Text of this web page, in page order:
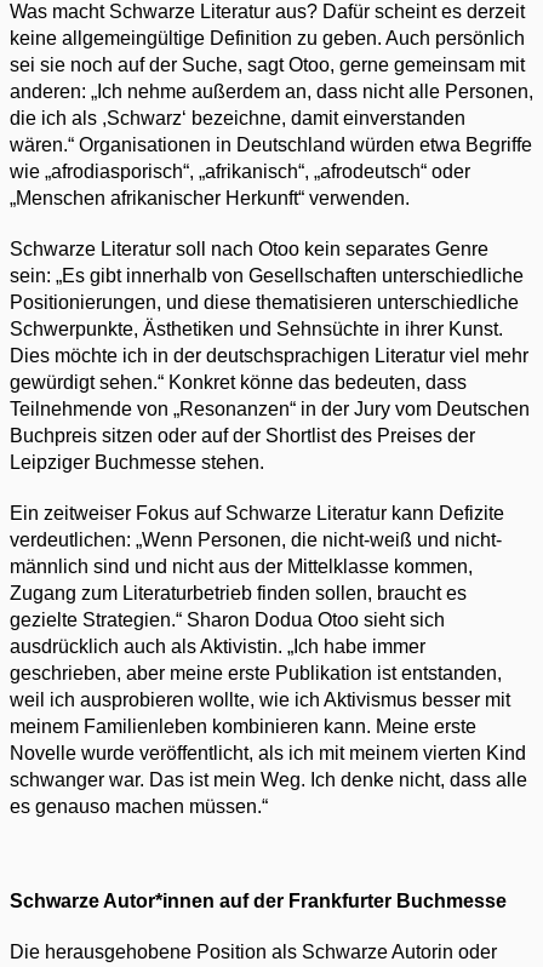
Was macht Schwarze Literatur aus? Dafür scheint es derzeit
keine allgemeingültige Definition zu geben. Auch persönlich
sei sie noch auf der Suche, sagt Otoo, gerne gemeinsam mit
anderen: „Ich nehme außerdem an, dass nicht alle Personen,
die ich als ,Schwarz‘ bezeichne, damit einverstanden
wären.“ Organisationen in Deutschland würden etwa Begriffe
wie „afrodiasporisch“, „afrikanisch“, „afrodeutsch“ oder
„Menschen afrikanischer Herkunft“ verwenden.
Schwarze Literatur soll nach Otoo kein separates Genre
sein: „Es gibt innerhalb von Gesellschaften unterschiedliche
Positionierungen, und diese thematisieren unterschiedliche
Schwerpunkte, Ästhetiken und Sehnsüchte in ihrer Kunst.
Dies möchte ich in der deutschsprachigen Literatur viel mehr
gewürdigt sehen.“ Konkret könne das bedeuten, dass
Teilnehmende von „Resonanzen“ in der Jury vom Deutschen
Buchpreis sitzen oder auf der Shortlist des Preises der
Leipziger Buchmesse stehen.
Ein zeitweiser Fokus auf Schwarze Literatur kann Defizite
verdeutlichen: „Wenn Personen, die nicht-weiß und nicht-
männlich sind und nicht aus der Mittelklasse kommen,
Zugang zum Literaturbetrieb finden sollen, braucht es
gezielte Strategien.“ Sharon Dodua Otoo sieht sich
ausdrücklich auch als Aktivistin. „Ich habe immer
geschrieben, aber meine erste Publikation ist entstanden,
weil ich ausprobieren wollte, wie ich Aktivismus besser mit
meinem Familienleben kombinieren kann. Meine erste
Novelle wurde veröffentlicht, als ich mit meinem vierten Kind
schwanger war. Das ist mein Weg. Ich denke nicht, dass alle
es genauso machen müssen.“
Schwarze Autor*innen auf der Frankfurter Buchmesse
Die herausgehobene Position als Schwarze Autorin oder